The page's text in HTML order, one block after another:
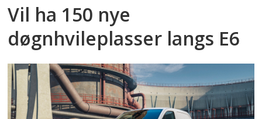
Vil ha 150 nye
døgnhvileplasser langs E6